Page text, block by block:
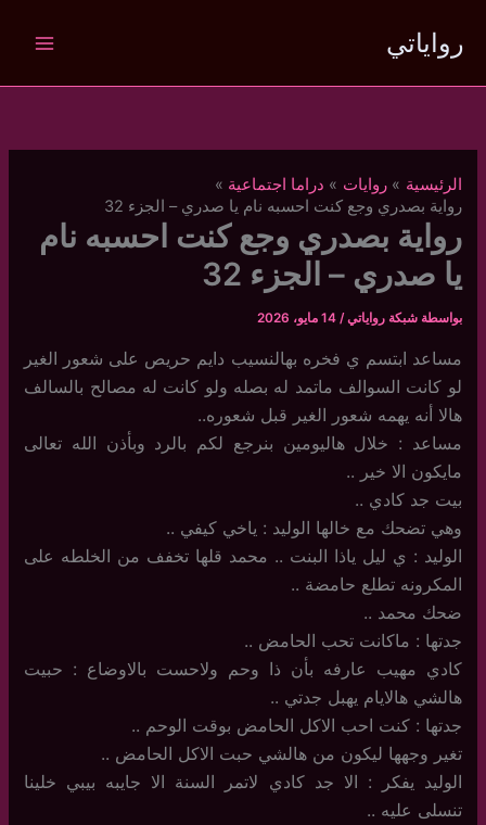
المحتوى
رواياتي
الرئيسية روايات
دراما اجتماعية
رواية بصدري وجع كنت احسبه نام يا صدري – الجزء 32
رواية بصدري وجع كنت احسبه نام
يا صدري – الجزء 32
بواسطة شبكة رواياتي/14 مايو، 2026
مساعد ابتسم ي فخره بهالنسيب دايم حريص على شعور الغير
لو كانت السوالف ماتمد له بصله ولو كانت له مصالح بالسالف
هالا أنه يهمه شعور الغير قبل شعوره..
مساعد : خلال هاليومين بنرجع لكم بالرد وبأذن الله تعالى
مايكون الا خير ..
بيت جد كادي ..
وهي تضحك مع خالها الوليد : ياخي كيفي ..
الوليد : ي ليل ياذا البنت .. محمد قلها تخفف من الخلطه على
المكرونه تطلع حامضة ..
ضحك محمد ..
جدتها : ماكانت تحب الحامض ..
كادي مهيب عارفه بأن ذا وحم ولاحست بالاوضاع : حبيت
هالشي هالايام يهبل جدتي ..
جدتها : كنت احب الاكل الحامض بوقت الوحم ..
تغير وجهها ليكون من هالشي حبت الاكل الحامض ..
الوليد يفكر : الا جد كادي لاتمر السنة الا جايبه بيبي خلينا
تنسلى عليه ..